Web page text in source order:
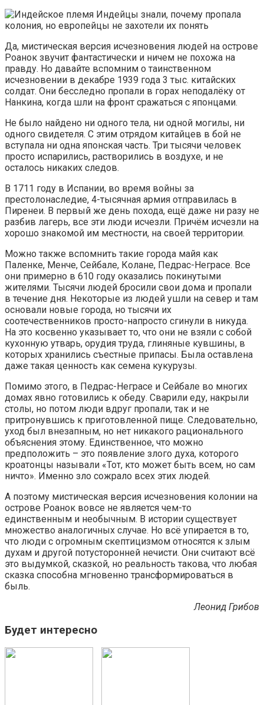
Индейцы знали, почему пропала
колония, но европейцы не захотели их понять
Да, мистическая версия исчезновения людей на острове
Роанок звучит фантастически и ничем не похожа на
правду. Но давайте вспомним о таинственном
исчезновении в декабре 1939 года 3 тыс. китайских
солдат. Они бесследно пропали в горах неподалёку от
Нанкина, когда шли на фронт сражаться с японцами.
Не было найдено ни одного тела, ни одной могилы, ни
одного свидетеля. С этим отрядом китайцев в бой не
вступала ни одна японская часть. Три тысячи человек
просто испарились, растворились в воздухе, и не
осталось никаких следов.
В 1711 году в Испании, во время войны за
престолонаследие, 4-тысячная армия отправилась в
Пиренеи. В первый же день похода, ещё даже ни разу не
разбив лагерь, все эти люди исчезли. Причём исчезли на
хорошо знакомой им местности, на своей территории.
Можно также вспомнить такие города майя как
Паленке, Менче, Сейбале, Колане, Педрас-Неграсе. Все
они примерно в 610 году оказались покинутыми
жителями. Тысячи людей бросили свои дома и пропали
в течение дня. Некоторые из людей ушли на север и там
основали новые города, но тысячи их
соотечественников просто-напросто сгинули в никуда.
На это косвенно указывает то, что они не взяли с собой
кухонную утварь, орудия труда, глиняные кувшины, в
которых хранились съестные припасы. Была оставлена
даже такая ценность как семена кукурузы.
Помимо этого, в Педрас-Неграсе и Сейбале во многих
домах явно готовились к обеду. Сварили еду, накрыли
столы, но потом люди вдруг пропали, так и не
притронувшись к приготовленной пище. Следовательно,
уход был внезапным, но нет никакого рационального
объяснения этому. Единственное, что можно
предположить – это появление злого духа, которого
кроатонцы называли «Тот, кто может быть всем, но сам
ничто». Именно зло сожрало всех этих людей.
А поэтому мистическая версия исчезновения колонии на
острове Роанок вовсе не является чем-то
единственным и необычным. В истории существует
множество аналогичных случае. Но всё упирается в то,
что люди с огромным скептицизмом относятся к злым
духам и другой потусторонней нечисти. Они считают всё
это выдумкой, сказкой, но реальность такова, что любая
сказка способна мгновенно трансформироваться в
быль.
Леонид Грибов
Будет интересно